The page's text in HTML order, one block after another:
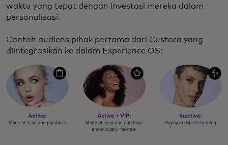
waktu yang tepat dengan investasi mereka dalam
personalisasi.
Contoh audiens pihak pertama dari Custora yang
diintegrasikan ke dalam Experience OS: